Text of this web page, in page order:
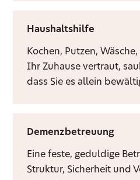
Haushaltshilfe
Kochen, Putzen,
Ihr Zuhause vertraut,
dass Sie es allein
Demenzbetreuung
Eine feste, geduldige
Struktur, Sicherheit und